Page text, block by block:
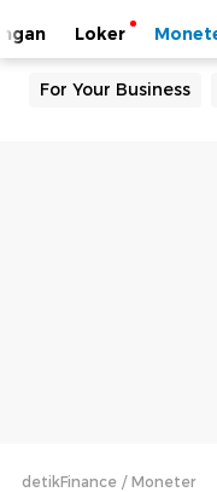
Loker
For Your Business
detikFinance Moneter